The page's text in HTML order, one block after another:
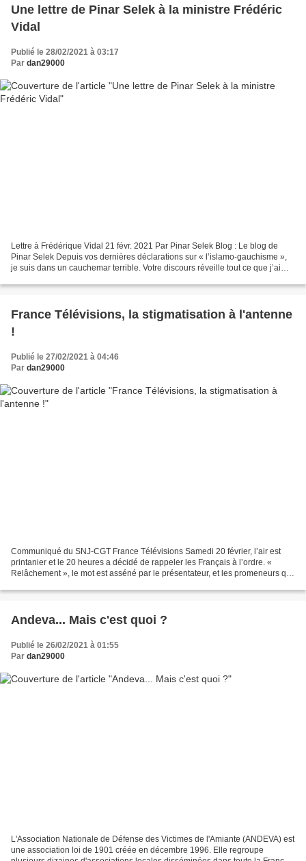
Une lettre de Pinar Selek à la ministre Frédéric
Vidal
Publié le 28/02/2021 à 03:17
Par dan29000
Lettre à Frédérique Vidal 21 févr. 2021 Par Pinar Selek Blog : Le blog de
Pinar Selek Depuis vos dernières déclarations sur « l’islamo-gauchisme »,
je suis dans un cauchemar terrible. Votre discours réveille tout ce que j’ai
France Télévisions, la stigmatisation à l'antenne
!
Publié le 27/02/2021 à 04:46
Par dan29000
Communiqué du SNJ-CGT France Télévisions Samedi 20 février, l’air est
printanier et le 20 heures a décidé de rappeler les Français à l’ordre. «
Relâchement », le mot est asséné par le présentateur, et les promeneurs qui
Andeva... Mais c'est quoi ?
Publié le 26/02/2021 à 01:55
Par dan29000
L'Association Nationale de Défense des Victimes de l'Amiante (ANDEVA) est
une association loi de 1901 créée en décembre 1996. Elle regroupe